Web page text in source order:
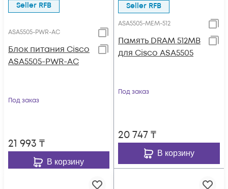
Seller RFB
ASA5505-PWR-AC
Блок питания Cisco
ASA5505-PWR-AC
Под заказ
21 993 ₸
В корзину
Seller RFB
ASA5505-MEM-512
Память DRAM 512MB
для Cisco ASA5505
Под заказ
20 747₸
В корзину